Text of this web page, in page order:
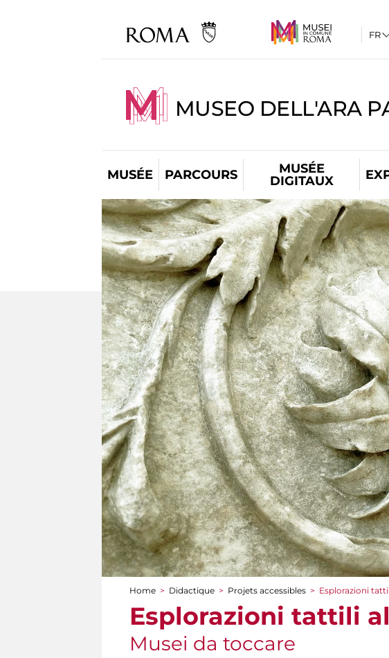
MUSEO DELL'ARA
MUSÉE PARCOURS
MUSÉE
DIGITAUX
You are here
Home > Didactique > Projets accessibles > Esplorazioni
Esplorazioni tattili
Musei da toccare